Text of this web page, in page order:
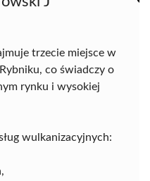
trzecie miejsce w
co świadczy o
rynku i wysokiej
wulkanizacyjnych: